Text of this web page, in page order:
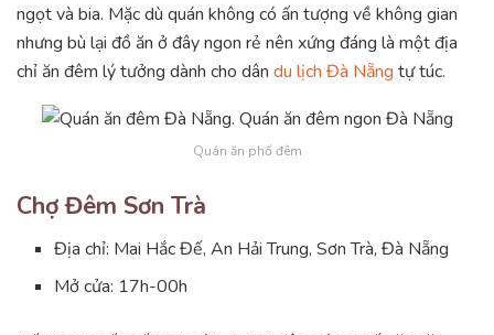
ngọt và bia. Mặc dù quán không có ấn tượng về không gian
nhưng bù lại đồ ăn ở đây ngon rẻ nên xứng đáng là một địa
chỉ ăn đêm lý tưởng dành cho dân du lịch Đà Nẵng tự túc.
Quán ăn phố đêm
Chợ Đêm Sơn Trà
Địa chỉ: Mai Hắc Đế, An Hải Trung, Sơn Trà, Đà Nẵng
Mở cửa: 17h-00h